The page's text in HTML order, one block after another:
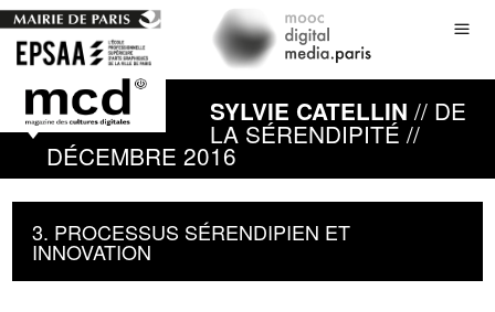
SYLVIE CATELLIN // DE
LA SÉRENDIPITÉ //
DÉCEMBRE 2016
3. PROCESSUS SÉRENDIPIEN ET
INNOVATION